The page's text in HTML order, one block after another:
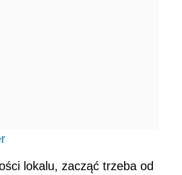
lokalu, zacząć trzeba od